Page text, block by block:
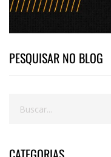
PESQUISAR NO BLOG